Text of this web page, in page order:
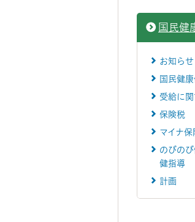
国民健
お知らせ
国民健
受給に
保険税
マイナ
のびの
健指導
計画